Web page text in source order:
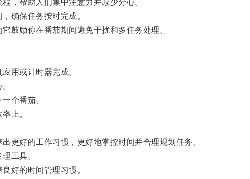
帮助人们集中注意力并减少分心。
确保任务按时完成。
励你在番茄期间避免干扰和多任务处理。
用或计时器完成。
个番茄。
上。
好的工作习惯，更好地掌控时间并合理规划任务。
工具。
好的时间管理习惯。